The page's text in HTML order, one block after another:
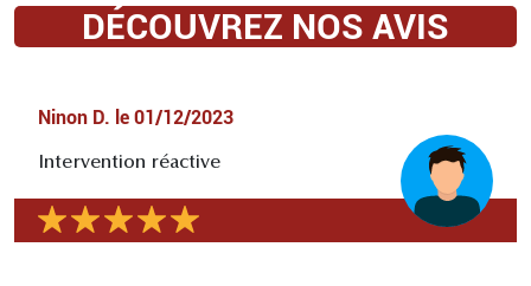
DÉCOUVREZ NOS AVIS
Ninon D. le 01/12/2023
Intervention réactive